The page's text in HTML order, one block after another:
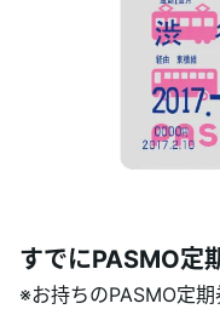
すでにPASMO定
※お持ちのPASMO定